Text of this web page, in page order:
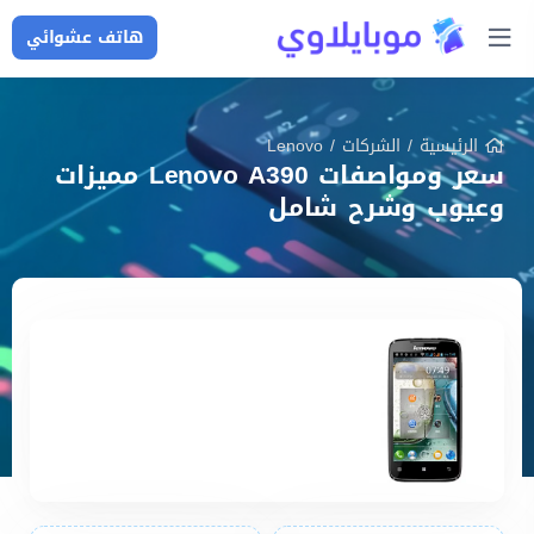
هاتف عشوائي
الرئيسية/ الشركات /
Lenovo
سعر ومواصفات Lenovo A390 مميزات
وعيوب وشرح شامل